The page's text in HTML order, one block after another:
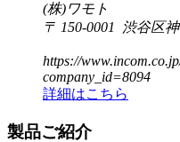
(株)ワモト
〒 150-0001 渋谷区
https://
company_id=8094
詳細はこちら
製品ご紹介